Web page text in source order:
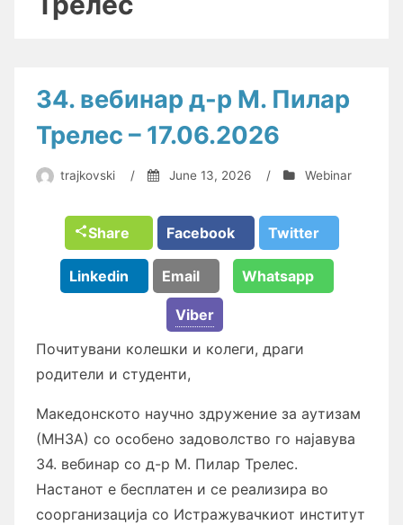
аутизам
34. вебинар д-р М. Пилар
Трелес – 17.06.2026
trajkovski / June 13, 2026 / Webinar
Share Facebook Twitter
Linkedin Email Whatsapp
Viber
Почитувани колешки и колеги, драги
родители и студенти,
Македонското научно здружение за аутизам
(МНЗА) со особено задоволство го најавува
34. вебинар со д-р М. Пилар Трелес.
Настанот е бесплатен и се реализира во
соорганизација со Истражувачкиот институт